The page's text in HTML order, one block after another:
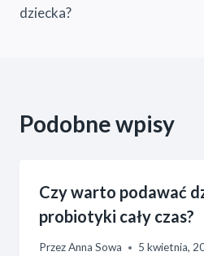
dziecka?
Podobne wpisy
Czy warto podawać
probiotyki cały czas?
PrzezAnna Sowa 5 kwietnia,